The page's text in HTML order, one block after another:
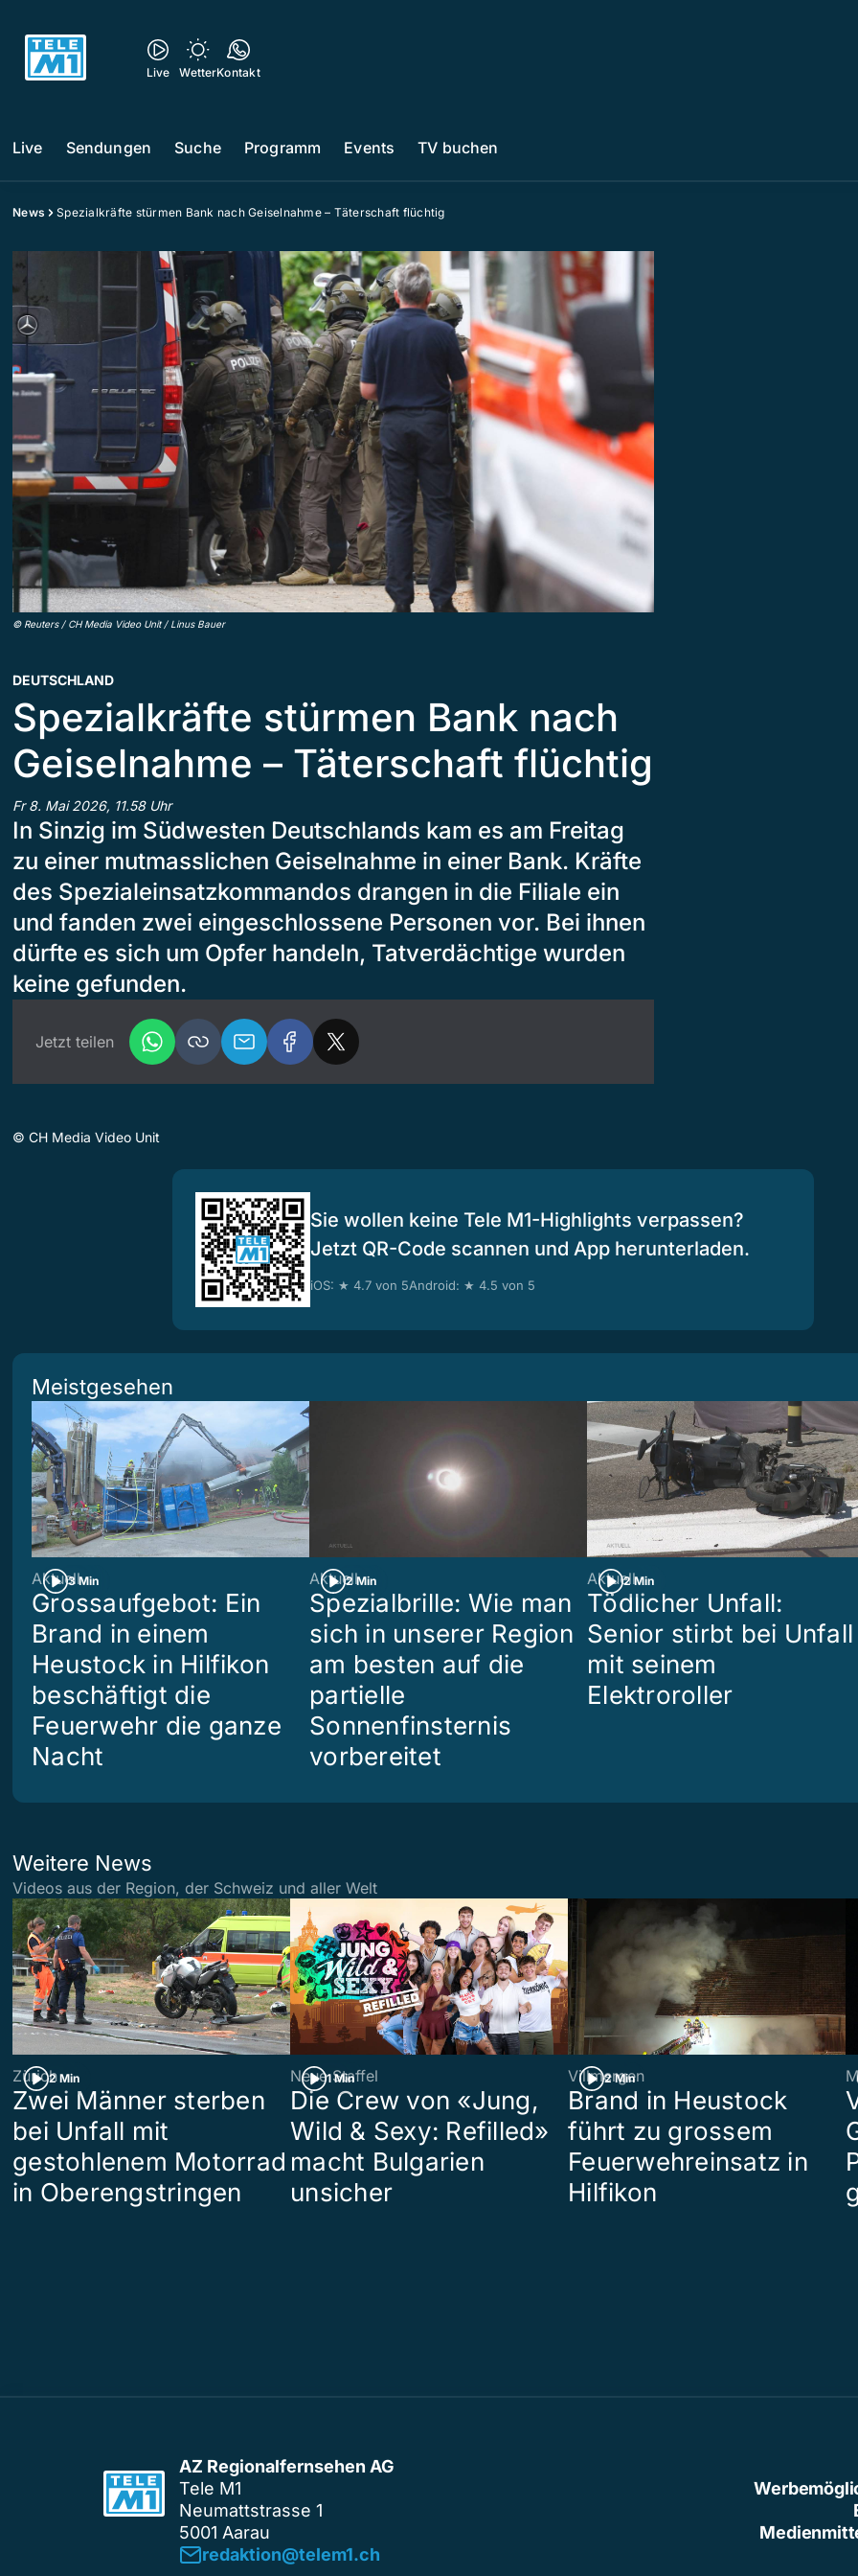
Live WetterKontakt
Live Sendungen Suche Programm Events TV buchen
News Spezialkräfte stürmen Bank nach Geiselnahme – Täterschaft flüchtig
© Reuters / CH Media Video Unit / Linus Bauer
DEUTSCHLAND
Spezialkräfte stürmen Bank nach
Geiselnahme – Täterschaft flüchtig
Fr 8. Mai 2026, 11.58 Uhr
In Sinzig im Südwesten Deutschlands kam es am Freitag
zu einer mutmasslichen Geiselnahme in einer Bank. Kräfte
des Spezialeinsatzkommandos drangen in die Filiale ein
und fanden zwei eingeschlossene Personen vor. Bei ihnen
dürfte es sich um Opfer handeln, Tatverdächtige wurden
keine gefunden.
Jetzt teilen
© CH Media Video Unit
Sie wollen keine Tele M1-Highlights verpassen?
Jetzt QR-Code scannen und App herunterladen.
iOS: ★ 4.7 von 5Android: ★ 4.5 von 5
Meistgesehen
3 Min
Aktuell
Grossaufgebot: Ein
Brand in einem
Heustock in Hilfikon
beschäftigt die
Feuerwehr die ganze
Nacht
2 Min
Aktuell
Spezialbrille: Wie man
sich in unserer Region
am besten auf die
partielle
Sonnenfinsternis
vorbereitet
2 Min
Aktuell
Tödlicher Unfall:
Senior stirbt bei Unfall
mit seinem
Elektroroller
Weitere News
Videos aus der Region, der Schweiz und aller Welt
2 Min
Zürich
Zwei Männer sterben
bei Unfall mit
gestohlenem Motorrad
in Oberengstringen
1 Min
Neue Staffel
Die Crew von «Jung,
Wild & Sexy: Refilled»
macht Bulgarien
unsicher
2 Min
Villmergen
Brand in Heustock
führt zu grossem
Feuerwehreinsatz in
Hilfikon
AZ Regionalfernsehen AG
Tele M1
Neumattstrasse 1
5001 Aarau
redaktion@telem1.ch